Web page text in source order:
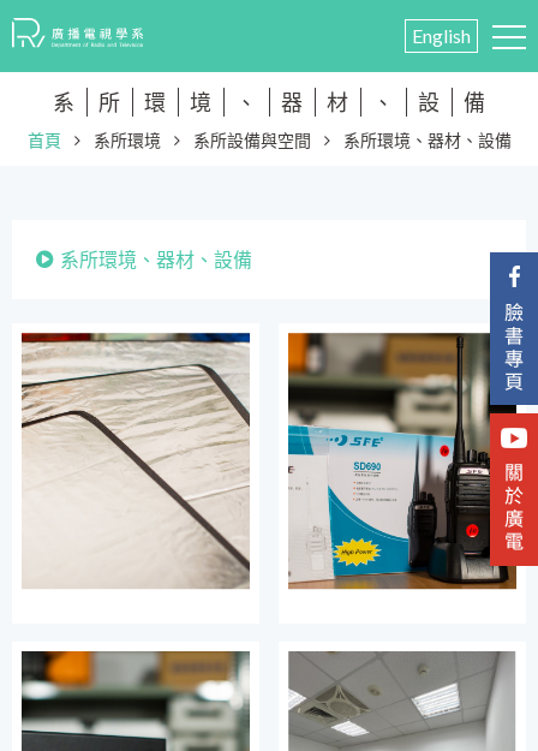
English
系 所 環 境 、 器 材 、 設 備
首頁 系所環境 系所設備與空間 系所環境、器材、設備
系所環境、器材、設備